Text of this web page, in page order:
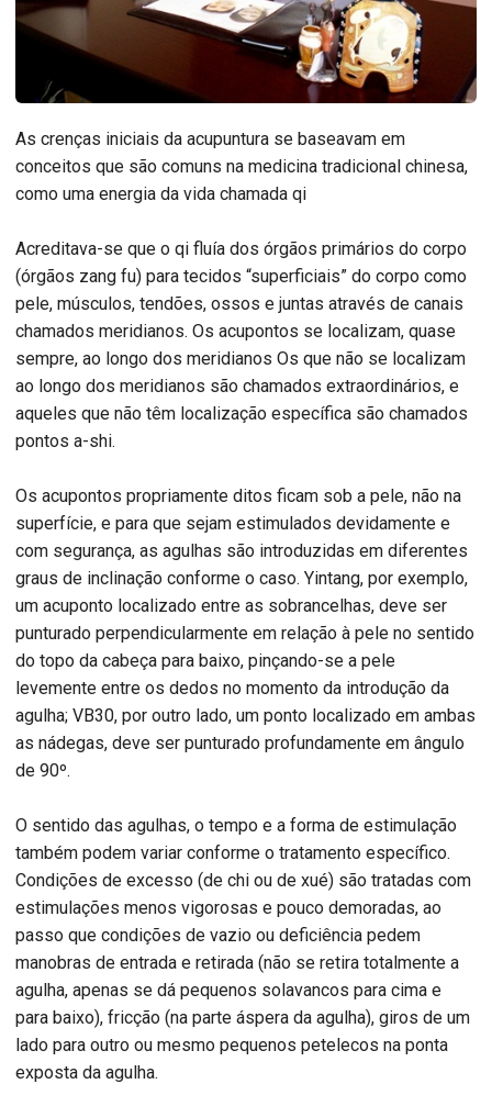
As crenças iniciais da acupuntura se baseavam em
conceitos que são comuns na medicina tradicional chinesa,
como uma energia da vida chamada qi
Acreditava-se que o qi fluía dos órgãos primários do corpo
(órgãos zang fu) para tecidos “superficiais” do corpo como
pele, músculos, tendões, ossos e juntas através de canais
chamados meridianos. Os acupontos se localizam, quase
sempre, ao longo dos meridianos Os que não se localizam
ao longo dos meridianos são chamados extraordinários, e
aqueles que não têm localização específica são chamados
pontos a-shi.
Os acupontos propriamente ditos ficam sob a pele, não na
superfície, e para que sejam estimulados devidamente e
com segurança, as agulhas são introduzidas em diferentes
graus de inclinação conforme o caso. Yintang, por exemplo,
um acuponto localizado entre as sobrancelhas, deve ser
punturado perpendicularmente em relação à pele no sentido
do topo da cabeça para baixo, pinçando-se a pele
levemente entre os dedos no momento da introdução da
agulha; VB30, por outro lado, um ponto localizado em ambas
as nádegas, deve ser punturado profundamente em ângulo
de 90º.
O sentido das agulhas, o tempo e a forma de estimulação
também podem variar conforme o tratamento específico.
Condições de excesso (de chi ou de xué) são tratadas com
estimulações menos vigorosas e pouco demoradas, ao
passo que condições de vazio ou deficiência pedem
manobras de entrada e retirada (não se retira totalmente a
agulha, apenas se dá pequenos solavancos para cima e
para baixo), fricção (na parte áspera da agulha), giros de um
lado para outro ou mesmo pequenos petelecos na ponta
exposta da agulha.